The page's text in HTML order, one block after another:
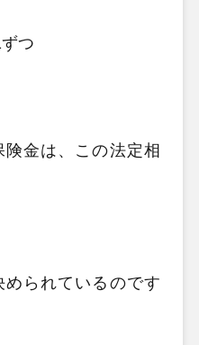
つ
険金は、この法定相
られているのです